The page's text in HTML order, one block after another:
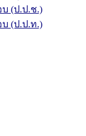
(ป.ป.ช.)
(ป.ป.ท.)